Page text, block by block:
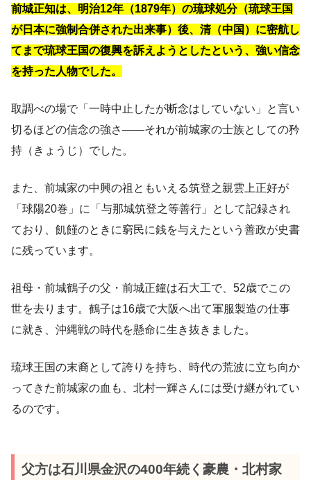
前城正知は、明治12年（1879年）の琉球処分（琉球王国
が日本に強制合併された出来事）後、清（中国）に密航し
てまで琉球王国の復興を訴えようとしたという、強い信念
を持った人物でした。
取調べの場で「一時中止したが断念はしていない」と言い
切るほどの信念の強さ——それが前城家の士族としての矜
持（きょうじ）でした。
また、前城家の中興の祖ともいえる筑登之親雲上正好が
「球陽20巻」に「与那城筑登之等善行」として記録され
ており、飢饉のときに窮民に銭を与えたという善政が史書
に残っています。
祖母・前城鶴子の父・前城正鐘は石大工で、52歳でこの
世を去ります。鶴子は16歳で大阪へ出て軍服製造の仕事
に就き、沖縄戦の時代を懸命に生き抜きました。
琉球王国の末裔として誇りを持ち、時代の荒波に立ち向か
ってきた前城家の血も、北村一輝さんには受け継がれてい
るのです。
父方は石川県金沢の400年続く豪農・北村家